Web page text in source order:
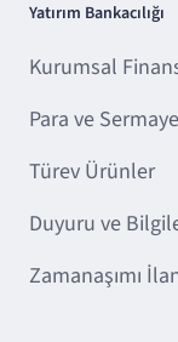
Yatırım Bankacılığı
Kurumsal
Para ve
Türev Ürünler
Duyuru ve
Zamanaşımı